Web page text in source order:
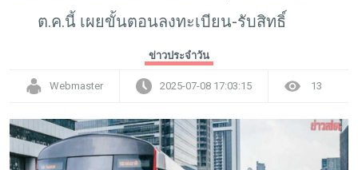
Home
ต.ค.นี้ เผยขั้นตอนลงทะเบียน-รับสิทธิ์
ข่าวประจำวัน
Webmaster 2025-07-08 17:03:15 13